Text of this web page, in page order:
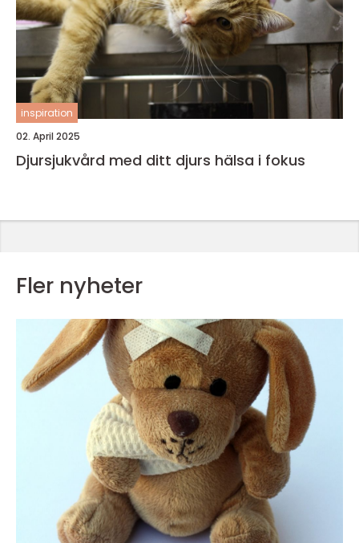
inspiration
02. April 2025
Djursjukvård med ditt djurs hälsa i fokus
Fler nyheter